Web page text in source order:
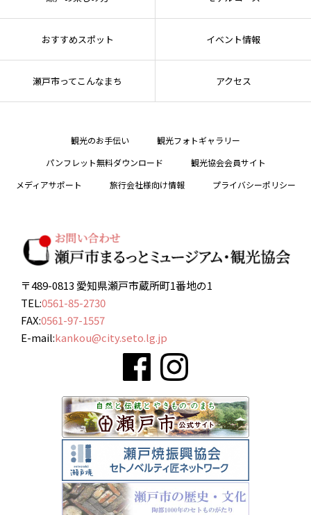
おすすめスポット イベント情報
瀬戸市ってこんなまち アクセス
観光のお手伝い
観光フォトギャラリー
パンフレット無料ダウンロード
観光協会会員サイト
メディアサポート
旅行会社様向け情報 プライバシーポリシー
〒489-0813 愛知県瀬戸市蔵所町1番地の1
TEL:0561-85-2730
FAX:0561-97-1557
E-mail:kankou@city.seto.lg.jp